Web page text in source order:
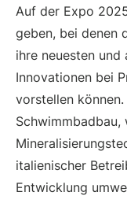
Auf der Expo
geben, bei denen
ihre neuesten
Innovationen bei
vorstellen
Schwimmbadbau,
italienischer
Entwicklung